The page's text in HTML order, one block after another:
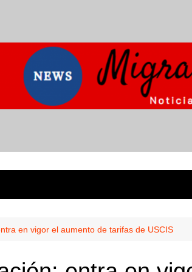
en vigor el aumento de tarifas de USCIS